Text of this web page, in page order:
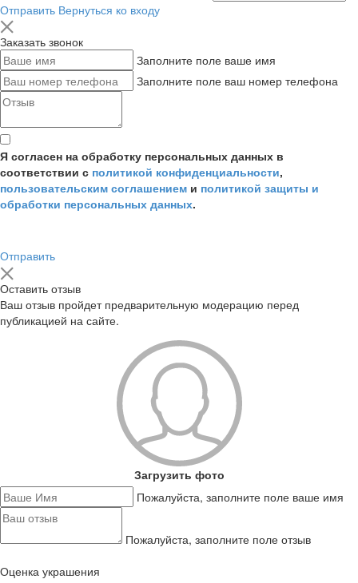
Отправить Вернуться ко входу
Заказать звонок
Заполните поле ваше имя
Заполните поле ваш номер телефона
Я согласен на обработку персональных данных в
соответствии с политикой конфиденциальности,
пользовательским соглашением и политикой защиты и
обработки персональных данных.
Отправить
Оставить отзыв
Ваш отзыв пройдет предварительную модерацию перед
публикацией на сайте.
Загрузить фото
Пожалуйста, заполните поле ваше имя
Пожалуйста, заполните поле отзыв
Оценка украшения